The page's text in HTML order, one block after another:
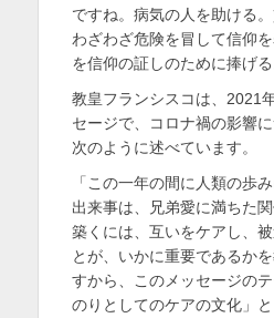
ですね。病気の人を助ける。
わざわざ危険を冒して信仰
を信仰の証しのために捧げる
教皇フランシスコは、2021
セージで、コロナ禍の影響に
次のように述べています。
「この一年の間に人類の歩
出来事は、兄弟愛に満ちた
築くには、互いをケアし、
とが、いかに重要であるか
すから、このメッセージの
のりとしてのケアの文化」